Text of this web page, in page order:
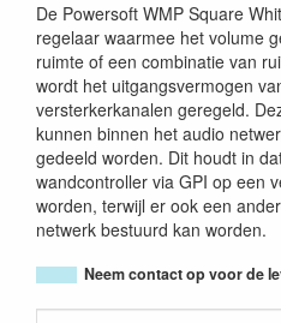
De Powersoft WMP Square
regelaar waarmee het volume
ruimte of een combinatie van
wordt het uitgangsvermogen
versterkerkanalen geregeld.
kunnen binnen het audio
gedeeld worden. Dit houdt in
wandcontroller via GPI op een
worden, terwijl er ook een
netwerk bestuurd kan worden.
Neem contact op voor de